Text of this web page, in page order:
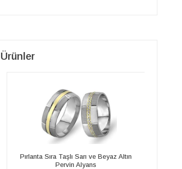
Pırlanta Sıra Taşlı Sarı ve Beyaz Altın
Pervin Alyans